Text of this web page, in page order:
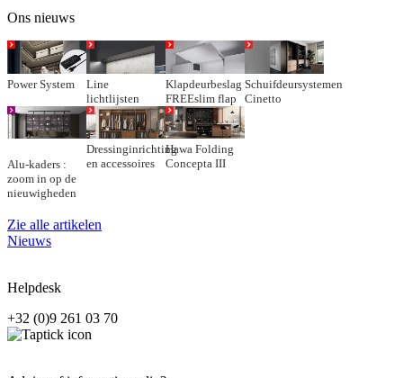
Ons nieuws
Power System
Line
lichtlijsten
Klapdeurbeslag
FREEslim flap
Schuifdeursystemen
Cinetto
Alu-kaders :
zoom in op de
nieuwigheden
Dressinginrichting
en accessoires
Hawa Folding
Concepta III
Zie alle artikelen
Nieuws
Helpdesk
+32 (0)9 261 03 70